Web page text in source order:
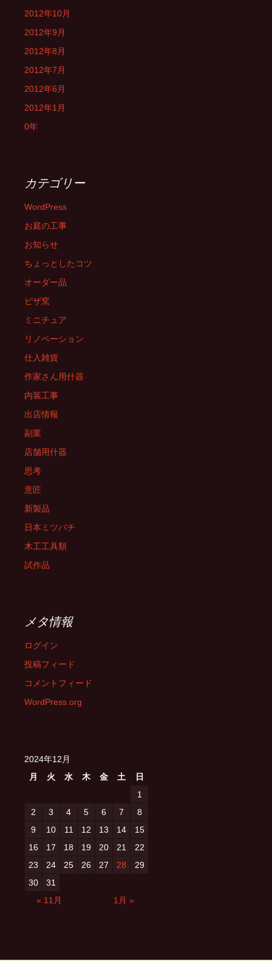
2012年10月
2012年9月
2012年8月
2012年7月
2012年6月
2012年1月
0年
カテゴリー
WordPress
お庭の工事
お知らせ
ちょっとしたコツ
オーダー品
ピザ窯
ミニチュア
リノベーション
仕入雑貨
作家さん用什器
内装工事
出店情報
副業
店舗用什器
思考
意匠
新製品
日本ミツバチ
木工工具類
試作品
メタ情報
ログイン
投稿フィード
コメントフィード
WordPress.org
2024年12月
月
火 水 木 金 土
日
1
2
3 4 5 6 7
8
9
10 11 12 13 14
15
16
17 18 19 20 21
22
23
24 25 26 27 28
29
30
31
« 11月
1月 »